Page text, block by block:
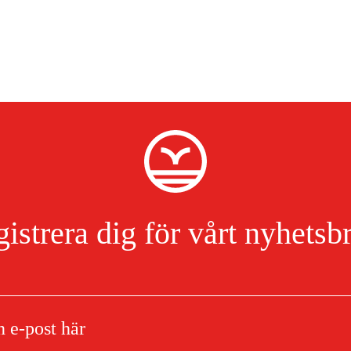
dig för vårt